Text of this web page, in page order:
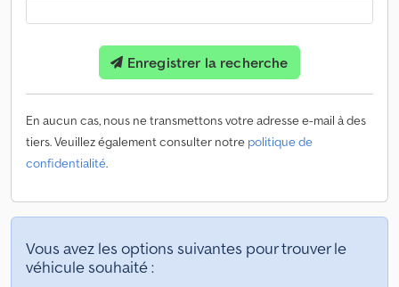
Enregistrer la recherche
En aucun cas, nous ne transmettons votre adresse e-mail à des
tiers. Veuillez également consulter notre politique de
confidentialité.
Vous avez les options suivantes pour trouver le
véhicule souhaité :